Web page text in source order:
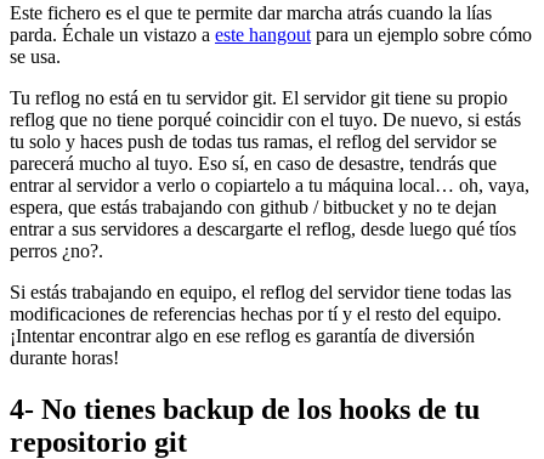
Este fichero es el que te permite dar marcha atrás cuando la lías
parda. Échale un vistazo a este hangout para un ejemplo sobre cómo
se usa.
Tu reflog no está en tu servidor git. El servidor git tiene su propio
reflog que no tiene porqué coincidir con el tuyo. De nuevo, si estás
tu solo y haces push de todas tus ramas, el reflog del servidor se
parecerá mucho al tuyo. Eso sí, en caso de desastre, tendrás que
entrar al servidor a verlo o copiartelo a tu máquina local… oh, vaya,
espera, que estás trabajando con github / bitbucket y no te dejan
entrar a sus servidores a descargarte el reflog, desde luego qué tíos
perros ¿no?.
Si estás trabajando en equipo, el reflog del servidor tiene todas las
modificaciones de referencias hechas por tí y el resto del equipo.
¡Intentar encontrar algo en ese reflog es garantía de diversión
durante horas!
4- No tienes backup de los hooks de tu
repositorio git